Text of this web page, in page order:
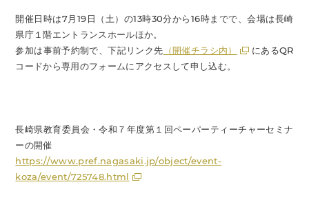
開催日時は7月19日（土）の13時30分から16時までで、会場は長崎
県庁１階エントランスホールほか。
参加は事前予約制で、下記リンク先 （開催チラシ内）
にあるQR
コードから専用のフォームにアクセスして申し込む。
長崎県教育委員会・令和７年度第１回ペーパーティーチャーセミナ
ーの開催
https://www.pref.nagasaki.jp/object/event-
koza/event/725748.html